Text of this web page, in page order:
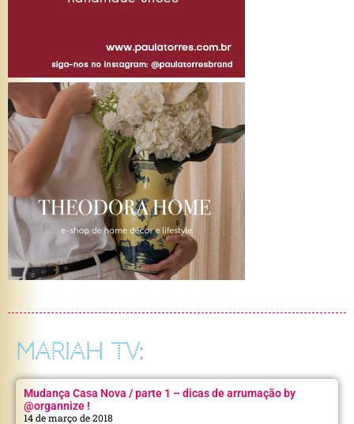
MARIAH TV:
Mudança Casa Nova / parte 1 – dicas de arrumação by
@organnize !
14 de março de 2018